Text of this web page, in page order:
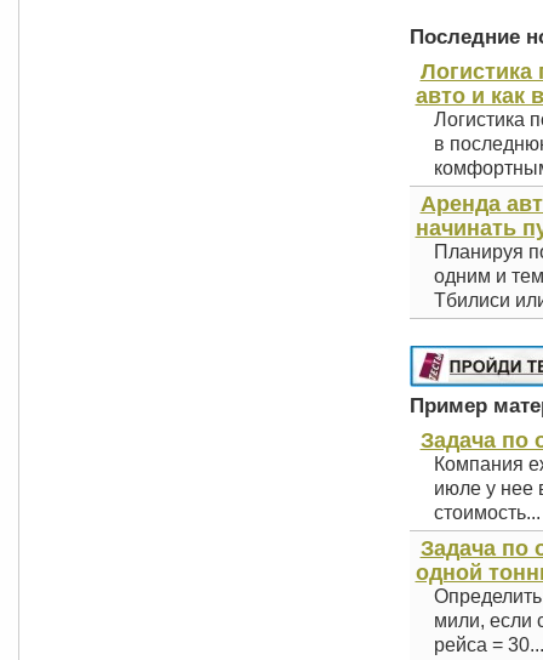
Последние
Логистика
авто и как
Логистика
в
Аренда
начинать
Планируя
одним и
Тбилиси
Пример
Задача по
Компания
июле у нее
стоимость...
Задача по
одной
мили, если
рейса = 30...